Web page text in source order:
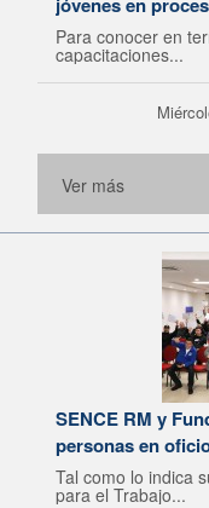
Para conocer en
capacitaciones...
Ver más
SENCE RM y
personas en
Tal como lo indica
para el Trabajo...